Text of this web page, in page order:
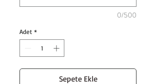
0/500
Adet *
Sepete Ekle